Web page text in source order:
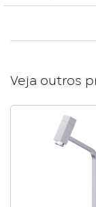
Veja outros